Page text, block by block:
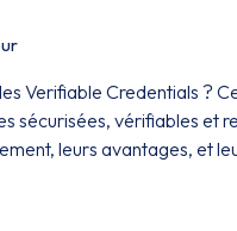
Verifiable Credentials ?
sécurisées, vérifiables et
leurs avantages, et